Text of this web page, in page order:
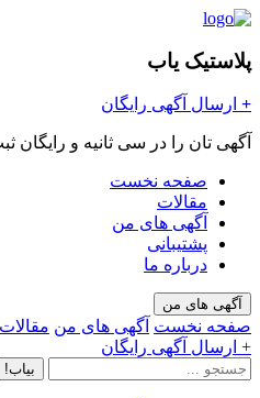
پلاستیک یاب
+ ارسال آگهی رایگان
آگهی تان را در سی ثانیه و رایگان
صفحه نخست
مقالات
آگهی های من
پشتیبانی
درباره ما
آگهی های من
صفحه نخست آگهی های من مقالات
+ ارسال آگهی رایگان
بیاب!